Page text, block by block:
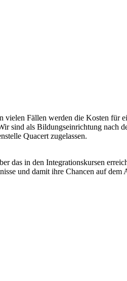
Fällen werden die Kosten
sind als Bildungseinrichtung nach
Quacert zugelassen.
das in den Integrationskursen
und damit ihre Chancen auf